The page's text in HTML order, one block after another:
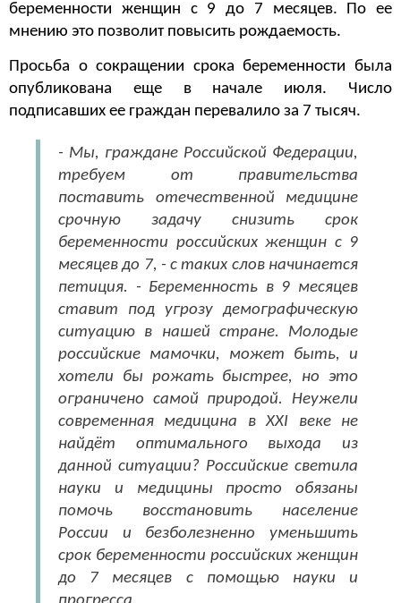
беременности женщин с 9 до 7 месяцев. По ее
мнению это позволит повысить рождаемость.
Просьба о сокращении срока беременности была
опубликована еще в начале июля. Число
подписавших ее граждан перевалило за 7 тысяч.
- Мы, граждане Российской Федерации,
требуем от правительства
поставить отечественной медицине
срочную задачу снизить срок
беременности российских женщин с 9
месяцев до 7, - с таких слов начинается
петиция. - Беременность в 9 месяцев
ставит под угрозу демографическую
ситуацию в нашей стране. Молодые
российские мамочки, может быть, и
хотели бы рожать быстрее, но это
ограничено самой природой. Неужели
современная медицина в XXI веке не
найдёт оптимального выхода из
данной ситуации? Российские светила
науки и медицины просто обязаны
помочь восстановить население
России и безболезненно уменьшить
срок беременности российских женщин
до 7 месяцев с помощью науки и